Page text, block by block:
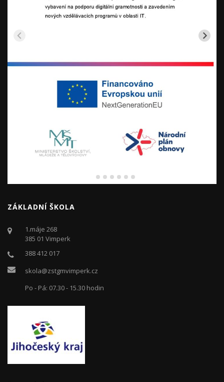
ZÁKLADNÍ ŠKOLA
1.máje 268
385 01 Vimperk
388 412 017
skola@zstgmvimperk.cz
Po - Pá: 07.30 - 15.30 hodin